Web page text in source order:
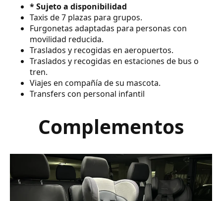
* Sujeto a disponibilidad
Taxis de 7 plazas para grupos.
Furgonetas adaptadas para personas con
movilidad reducida.
Traslados y recogidas en aeropuertos.
Traslados y recogidas en estaciones de bus o
tren.
Viajes en compañía de su mascota.
Transfers con personal infantil
Complementos